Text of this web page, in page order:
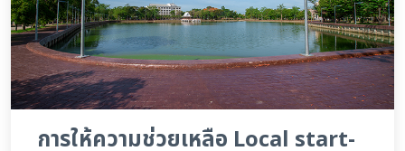
การให้ความช่วยเหลือ Local start-